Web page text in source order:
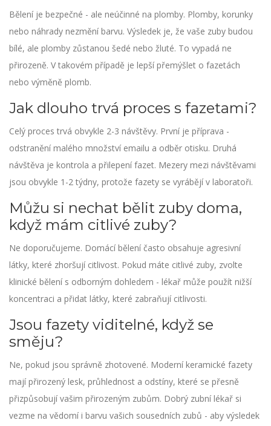
Bělení je bezpečné - ale neúčinné na plomby. Plomby, korunky
nebo náhrady nezmění barvu. Výsledek je, že vaše zuby budou
bílé, ale plomby zůstanou šedé nebo žluté. To vypadá ne
přirozeně. V takovém případě je lepší přemýšlet o fazetách
nebo výměně plomb.
Jak dlouho trvá proces s fazetami?
Celý proces trvá obvykle 2-3 návštěvy. První je příprava -
odstranění malého množství emailu a odběr otisku. Druhá
návštěva je kontrola a přilepení fazet. Mezery mezi návštěvami
jsou obvykle 1-2 týdny, protože fazety se vyrábějí v laboratoři.
Můžu si nechat bělit zuby doma,
když mám citlivé zuby?
Ne doporučujeme. Domácí bělení často obsahuje agresivní
látky, které zhoršují citlivost. Pokud máte citlivé zuby, zvolte
klinické bělení s odborným dohledem - lékař může použít nižší
koncentraci a přidat látky, které zabraňují citlivosti.
Jsou fazety viditelné, když se
směju?
Ne, pokud jsou správně zhotovené. Moderní keramické fazety
mají přirozený lesk, průhlednost a odstíny, které se přesně
přizpůsobují vašim přirozeným zubům. Dobrý zubní lékař si
vezme na vědomí i barvu vašich sousedních zubů - aby výsledek